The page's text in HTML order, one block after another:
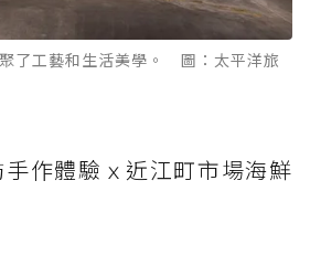
了工藝和生活美學。 圖：太平洋旅
作體驗ｘ近江町市場海鮮